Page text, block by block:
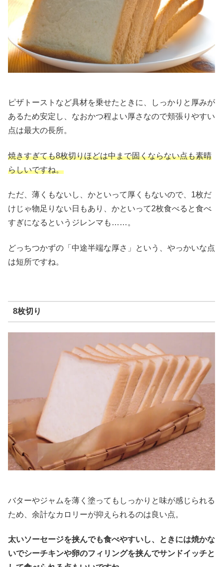
ピザトーストなど具材を乗せたときに、しっかりと厚みが
あるため安定し、なおかつ程よい厚さなので頬張りやすい
点は最大の長所。
焼きすぎても8枚切りほどは中まで固くならない点も素晴
らしいですね。
ただ、薄くもないし、かといって厚くもないので、1枚だ
けじゃ物足りない日もあり、かといって2枚食べると食べ
すぎになるというジレンマも……。
どっちつかずの「中途半端な厚さ」という、やっかいな点
は短所ですね。
8枚切り
バターやジャムを薄く塗ってもしっかりと味が感じられる
ため、余計なカロリーが抑えられるのは良い点。
太いソーセージを挟んでも食べやすいし、ときには焼かな
いでシーチキンや卵のフィリングを挟んでサンドイッチと